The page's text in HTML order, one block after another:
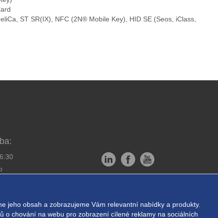
jeho obsah a zobrazujeme Vám relevantní nabídky a produkty.
o chování na webu pro zobrazení cílené reklamy na sociálních
ST SR(IX), NFC (2N® Mobile Key), HID SE (Seos, iClass,
Powered by ABRA E-shop